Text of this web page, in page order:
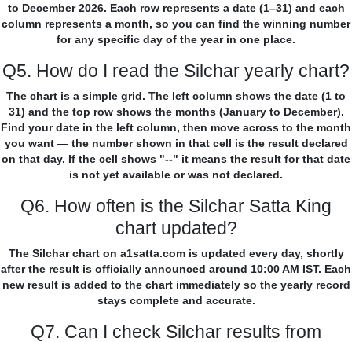
to December 2026. Each row represents a date (1–31) and each
column represents a month, so you can find the winning number
for any specific day of the year in one place.
Q5. How do I read the Silchar yearly chart?
The chart is a simple grid. The left column shows the date (1 to
31) and the top row shows the months (January to December).
Find your date in the left column, then move across to the month
you want — the number shown in that cell is the result declared
on that day. If the cell shows "--" it means the result for that date
is not yet available or was not declared.
Q6. How often is the Silchar Satta King
chart updated?
The Silchar chart on a1satta.com is updated every day, shortly
after the result is officially announced around 10:00 AM IST. Each
new result is added to the chart immediately so the yearly record
stays complete and accurate.
Q7. Can I check Silchar results from